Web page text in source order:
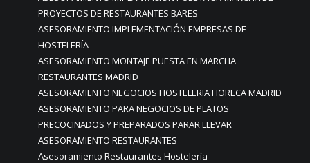
PROYECTOS DE RESTAURANTES BARES
ASESORAMIENTO IMPLEMENTACIÓN EMPRESAS DE
HOSTELERÍA
ASESORAMIENTO MONTAJE PUESTA EN MARCHA
RESTAURANTES MADRID
ASESORAMIENTO NEGOCIOS HOSTELERIA HORECA MADRID
ASESORAMIENTO PARA NEGOCIOS DE PLATOS
PRECOCINADOS Y PREPARADOS PARAR LLEVAR
ASESORAMIENTO RESTAURANTES
Asesoramiento Restaurantes Hostelería